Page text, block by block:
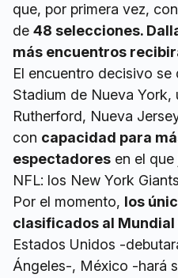
que, por primera vez,
de 48 selecciones.
más encuentros
El encuentro decisivo
Stadium de Nueva York,
Rutherford, Nueva
con capacidad para
espectadores en el
NFL: los New York
Por el momento, los
clasificados al
Estados Unidos -
Ángeles-, México -hará